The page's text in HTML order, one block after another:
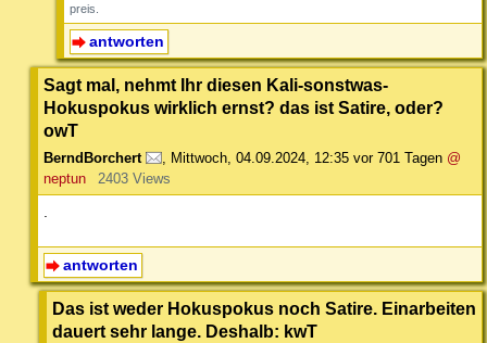
preis.
antworten
Sagt mal, nehmt Ihr diesen Kali-sonstwas-
Hokuspokus wirklich ernst? das ist Satire, oder?
owT
BerndBorchert , Mittwoch, 04.09.2024, 12:35 vor 701 Tagen @
neptun
2403 Views
antworten
Das ist weder Hokuspokus noch Satire. Einarbeiten
dauert sehr lange. Deshalb: kwT